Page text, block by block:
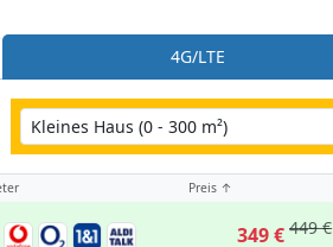
4G/LTE
Preis ↑
349 €449 €